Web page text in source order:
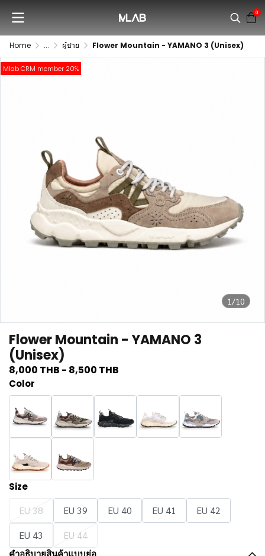
0
Home ... ผู้ชาย Flower Mountain - YAMANO 3 (Unisex)
1/10
Mlab CRM member 20%
Flower Mountain - YAMANO 3
(Unisex)
8,000 THB - 8,500 THB
Color
Size
EU 38
EU 39 EU 40 EU 41
EU 42
EU 43
EU 44